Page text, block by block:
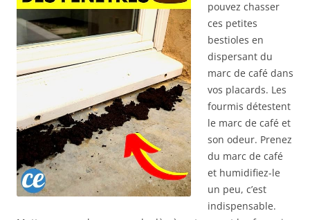
pouvez chasser
ces petites
bestioles en
dispersant du
marc de café dans
vos placards. Les
fourmis détestent
le marc de café et
son odeur. Prenez
du marc de café
et humidifiez-le
un peu, c’est
indispensable.